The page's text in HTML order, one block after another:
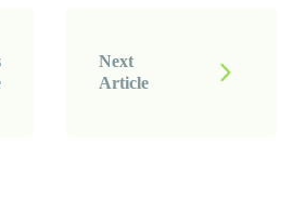
Next
Article